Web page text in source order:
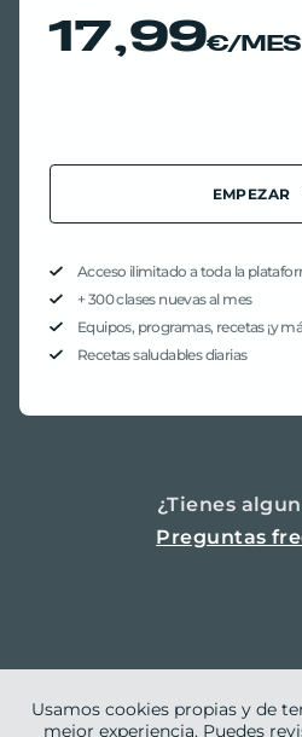
17,99€/MES
EMPEZAR
Acceso ilimitado a toda la
+ 300 clases nuevas al mes
Equipos, programas, recetas ¡y
Recetas saludables diarias
¿Tienes
Preguntas
Usamos cookies propias y de
mejor experiencia. Puedes